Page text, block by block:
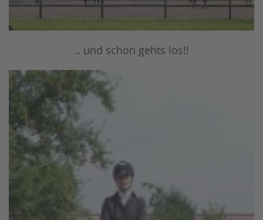
.. und schon gehts los!!